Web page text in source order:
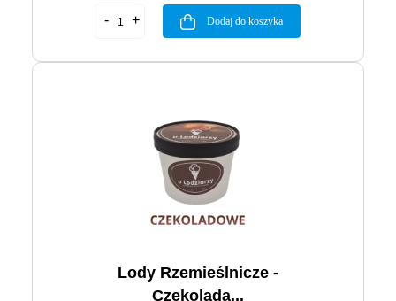
Dodaj do koszyka
Lody Rzemieślnicze -
Czekolada...